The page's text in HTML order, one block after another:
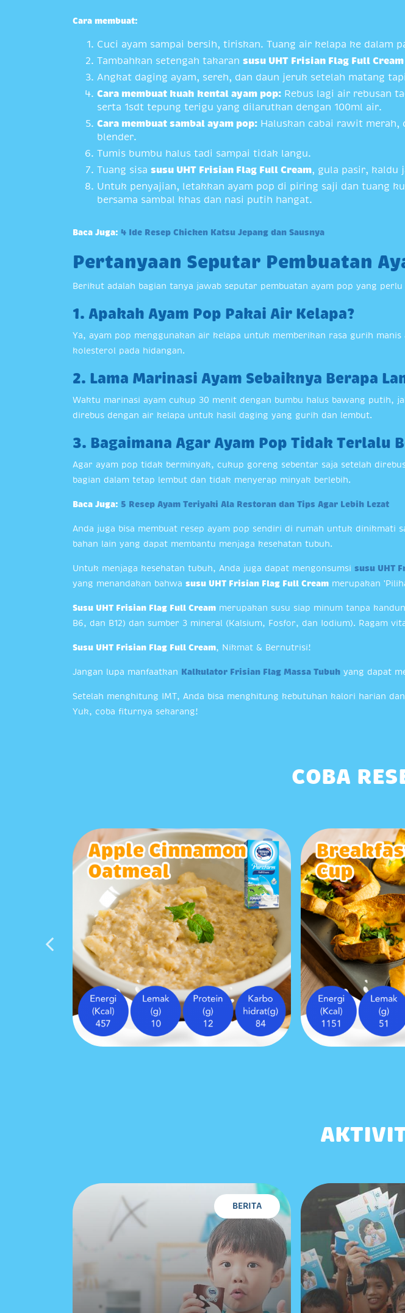
Cara membuat:
Cuci ayam sampai bersih, tiriskan. Tuang air kelapa ke dalam
Tambahkan setengah takaran susu UHT Frisian Flag Full Cream
Angkat daging ayam, sereh, dan daun jeruk setelah matang
Cara membuat kuah kental ayam pop: Rebus lagi air rebusan
serta 1sdt tepung terigu yang dilarutkan dengan 100ml air.
Cara membuat sambal ayam pop: Haluskan cabai rawit
blender.
Tumis bumbu halus tadi sampai tidak langu.
Tuang sisa susu UHT Frisian Flag Full Cream, gula pasir, kaldu
Untuk penyajian, letakkan ayam pop di piring saji dan tuang
bersama sambal khas dan nasi putih hangat.
Baca Juga: 4 Ide Resep Chicken Katsu Jepang dan Sausnya
Pertanyaan Seputar Pembuatan
Berikut adalah bagian tanya jawab seputar pembuatan ayam pop yang
1. Apakah Ayam Pop Pakai Air Kelapa?
Ya, ayam pop menggunakan air kelapa untuk memberikan rasa gurih
kolesterol pada hidangan.
2. Lama Marinasi Ayam Sebaiknya Berapa
Waktu marinasi ayam cukup 30 menit dengan bumbu halus bawang putih,
direbus dengan air kelapa untuk hasil daging yang gurih dan lembut.
3. Bagaimana Agar Ayam Pop Tidak Terlalu
Agar ayam pop tidak berminyak, cukup goreng sebentar saja setelah
bagian dalam tetap lembut dan tidak menyerap minyak berlebih.
Baca Juga: 5 Resep Ayam Teriyaki Ala Restoran dan Tips Agar Lebih Lezat
Anda juga bisa membuat resep ayam pop sendiri di rumah untuk dinikmati
bahan lain yang dapat membantu menjaga kesehatan tubuh.
Untuk menjaga kesehatan tubuh, Anda juga dapat mengonsumsi susu UHT
yang menandakan bahwa susu UHT Frisian Flag Full Cream merupakan
Susu UHT Frisian Flag Full Cream merupakan susu siap minum tanpa
B6, dan B12) dan sumber 3 mineral (Kalsium, Fosfor, dan Iodium). Ragam
Susu UHT Frisian Flag Full Cream, Nikmat & Bernutrisi!
Jangan lupa manfaatkan Kalkulator Frisian Flag Massa Tubuh yang dapat
Setelah menghitung IMT, Anda bisa menghitung kebutuhan kalori harian
Yuk, coba fiturnya sekarang!
COBA
BERITA